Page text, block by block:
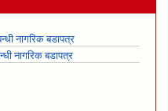
नागरिक बडापत्र
नागरिक बडापत्र